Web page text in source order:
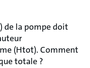
de la pompe doit
(Htot). Comment
totale ?